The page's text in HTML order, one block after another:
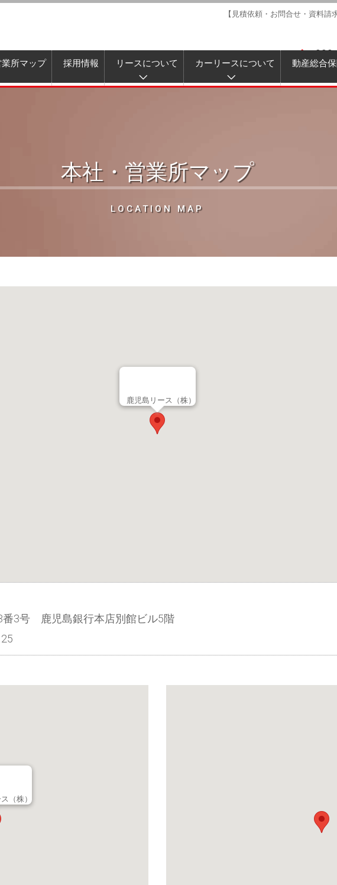
【見積依頼・お問合せ・資料
本社： 099-
所マップ 採用情報 リースについて カーリースについて 動産総合
本社・営業所マップ
LOCATION MAP
鹿児島リース（株）
番3号 鹿児島銀行本店別館ビル5階
（株）